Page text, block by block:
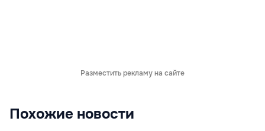
Разместить рекламу на сайте
Похожие новости